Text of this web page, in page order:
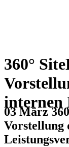
360°
internen
03 März
Vorstellung